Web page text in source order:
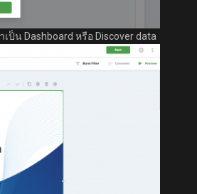
ป็น Dashboard หรือ Discover data